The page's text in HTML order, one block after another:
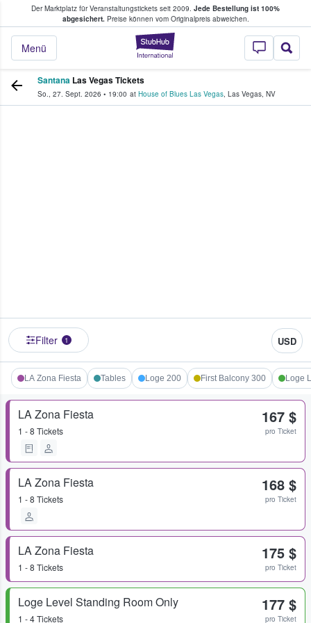
Der Marktplatz für Veranstaltungstickets seit 2009. Jede Bestellung ist 100%
abgesichert.Preise können vom Originalpreis abweichen.
StubHub - Wo
Menü
Tickets kaufen & verkaufen
Santana Las Vegas Tickets
So., 27. Sept. 2026 • 19:00 at House of Blues Las Vegas, Las Vegas, NV
Filter 1 USD
LA Zona Fiesta Tables Loge 200 First Balcony 300 Loge
LA Zona Fiesta
1 - 8 Tickets
167 $
pro Ticket
LA Zona Fiesta
1 - 8 Tickets
168 $
pro Ticket
LA Zona Fiesta
1 - 8 Tickets
175 $
pro Ticket
Loge Level Standing Room Only
1 - 4 Tickets
177 $
pro Ticket